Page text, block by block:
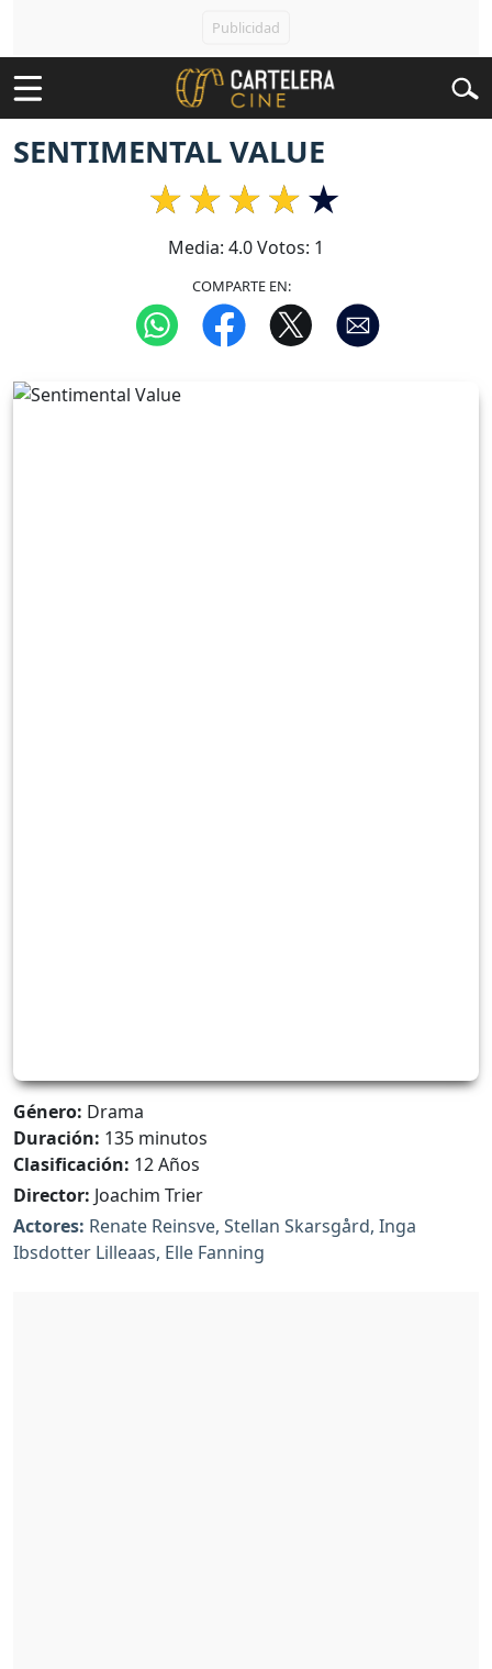
SENTIMENTAL VALUE
Media: 4.0Votos: 1
COMPARTE EN:
Género: Drama
Duración: 135 minutos
Clasificación: 12 Años
Director: Joachim Trier
Actores: Renate Reinsve, Stellan Skarsgård, Inga
Ibsdotter Lilleaas, Elle Fanning